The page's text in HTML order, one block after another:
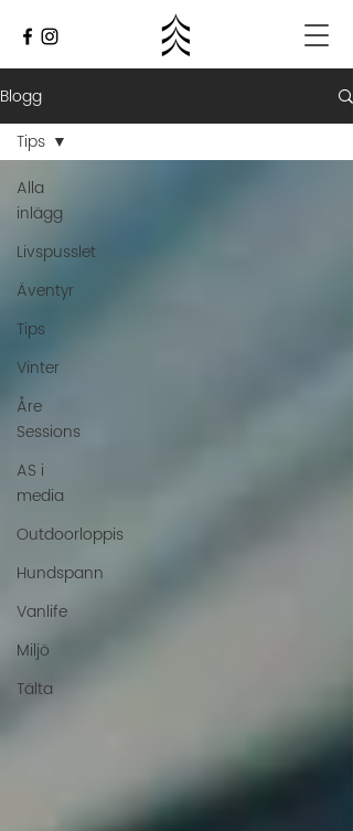
Blogg
Alla
inlägg
Livspusslet
Äventyr
Tips
Vinter
Åre
Sessions
AS i
media
Outdoorloppis
Hundspann
Vanlife
Miljö
Tälta
Tips